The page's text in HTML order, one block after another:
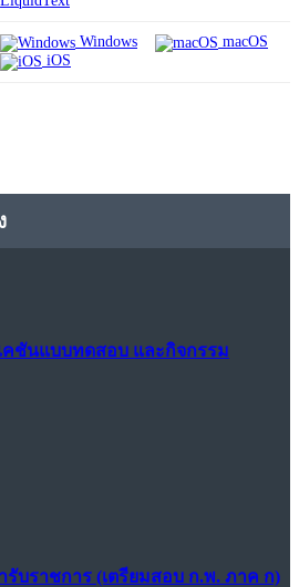
Windows
macOS
iOS
คชันแบบทดสอบ และกิจกรรม
รับราชการ (เตรียมสอบ ก.พ. ภาค ก)